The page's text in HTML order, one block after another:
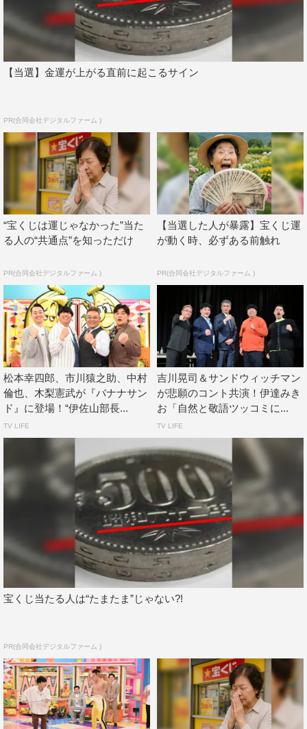
漫才を披露する「梨とりんご」は、9月12日に木梨がパー
会。』で結成を発表。1980年代からエンタメ界をけん引
してきた同い年の2人の本格漫才は必見だ。
「梨とりんご」はこの番組への出演を皮切りにさまざまな
メディアに登場する予定。また、木梨を「憧れのさらに上
の人」だと語るMCのバナナマンとサンドウィッチマンの
リアクションにも注目だ。
梨憲武さんから『リンゴ姉さんと漫才させてもらえない
か？』と突然切り出され、『な、何のことですか？』と大
変驚きました。そこからリンゴさんへの出演オファーも木
梨さんご自身でしていただき、“梨とりんご”が誕生する初
舞台に立ち会わせていただくことができました。第７世代
の若手芸人の皆さんがネタを披露した同じステージで、ベ
テラン第8世代の2人が誰よりも声を張り上げて本気の漫才
を披露します。お笑い界に伝説が生まれる瞬間をどうかお
見逃しなく！」とアピールしている。
番組情報
『バナナサンド』
2020年9月22日（火・祝）後7・00～10・00
＜MC＞
バナナマン（設楽統、日村勇紀）
サンドウィッチマン（伊達みきお、富澤たけし）
市川猿之助
木梨憲武
中村倫也
松本幸四郎
【当選】金運が上がる直前に起こるサイン
PR(合同会社デジタルファーム )
“宝くじは運じゃなかった”当た
る人の“共通点”を知っただけ
PR(合同会社デジタルファーム )
【当選した人が暴露】宝くじ運
が動く時、必ずある前触れ
PR(合同会社デジタルファーム )
松本幸四郎、市川猿之助、中村
倫也、木梨憲武が『バナナサン
ド』に登場！“伊佐山部長...
TV LIFE
吉川晃司＆サンドウィッチマン
が悲願のコント共演！伊達みき
お「自然と敬語ツッコミに...
TV LIFE
宝くじ当たる人は“たまたま”じゃない?!
PR(合同会社デジタルファーム )